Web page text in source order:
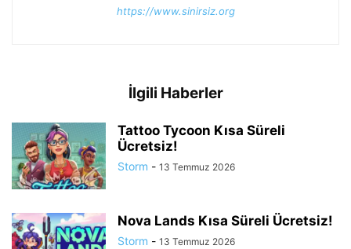
https://www.sinirsiz.org
İlgili Haberler
Tattoo Tycoon Kısa Süreli
Ücretsiz!
Storm - 13 Temmuz 2026
Nova Lands Kısa Süreli Ücretsiz!
Storm - 13 Temmuz 2026